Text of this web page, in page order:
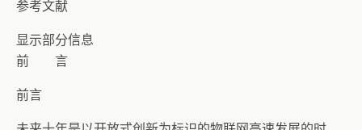
参考文献
显示部分信息
前 言
前言